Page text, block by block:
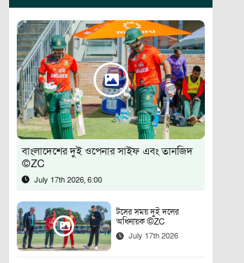
বাংলাদেশের দুই ওপেনার সাইফ এবং তানজিদ
©ZC
July 17th 2026, 6:00
টসের সময় দুই দলের
অধিনায়ক ©ZC
July 17th 2026